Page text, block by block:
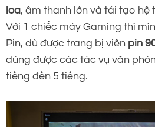
loa, âm thanh lớn và tái tạo hệ
Với 1 chiếc máy Gaming thì
Pin, dù được trang bị viên pin
dùng được các tác vụ văn
tiếng đến 5 tiếng.